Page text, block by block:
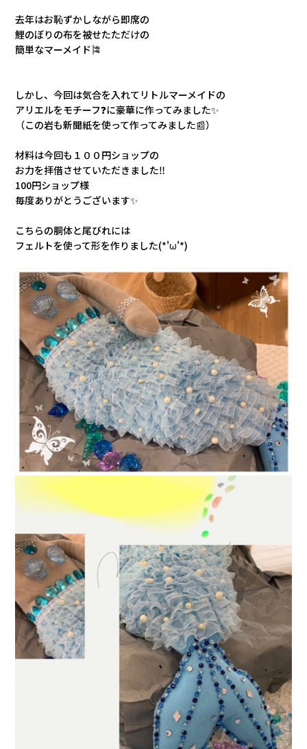
去年はお恥ずかしながら即席の
鯉のぼりの布を被せたただけの
簡単なマーメイド🎏
しかし、今回は気合を入れてリトルマーメイドの
アリエルをモチーフ❓に豪華に作ってみました✨
（この岩も新聞紙を使って作ってみました📰）
材料は今回も１００円ショップの
お力を拝借させていただきました‼
100円ショップ様
毎度ありがとうございます✨
こちらの胴体と尾びれには
フェルトを使って形を作りました(*'ω'*)